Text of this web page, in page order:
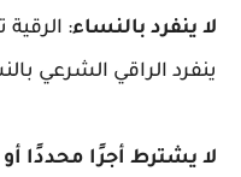
لا ينفرد بالنساء: الرقية
ينفرد الراقي الشرعي
لا يشترط أجرًا محددًا